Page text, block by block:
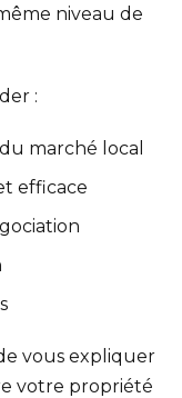
niveau de
:
marché local
efficace
vous expliquer
votre propriété